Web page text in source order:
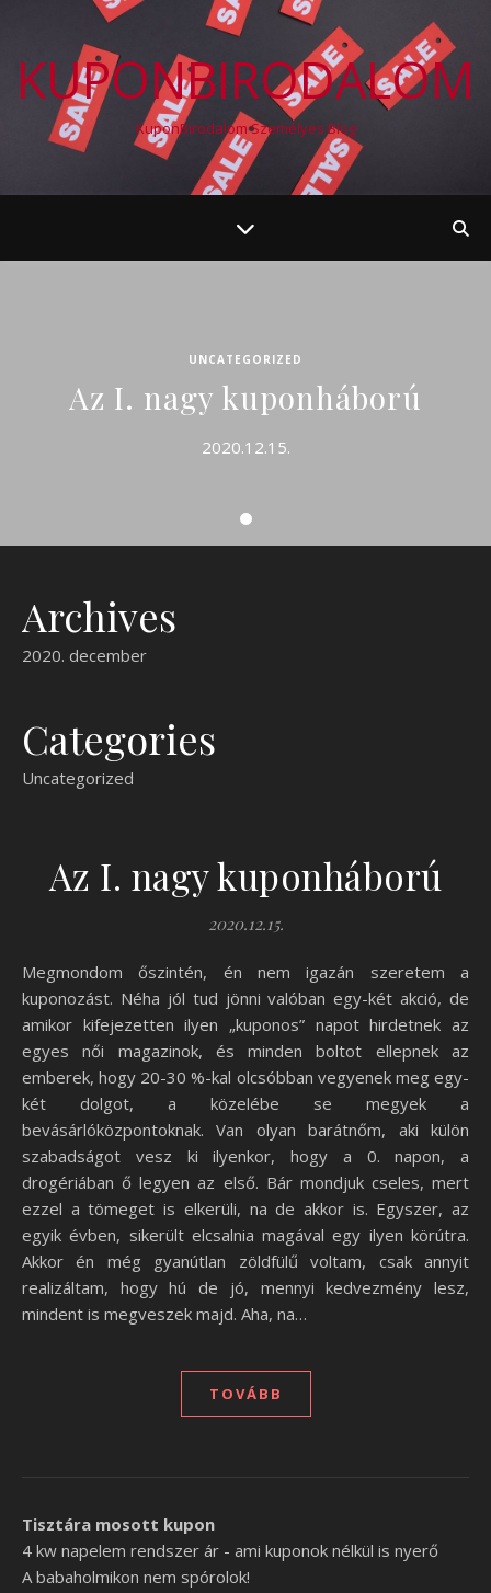
KUPONBIRODALOM
KuponBirodalom Személyes Blog
UNCATEGORIZED
Az I. nagy kuponháború
2020.12.15.
Archives
2020. december
Categories
Uncategorized
Az I. nagy kuponháború
2020.12.15.
Megmondom őszintén, én nem igazán szeretem a
kuponozást. Néha jól tud jönni valóban egy-két akció, de
amikor kifejezetten ilyen „kuponos” napot hirdetnek az
egyes női magazinok, és minden boltot ellepnek az
emberek, hogy 20-30 %-kal olcsóbban vegyenek meg egy-
két dolgot, a közelébe se megyek a
bevásárlóközpontoknak. Van olyan barátnőm, aki külön
szabadságot vesz ki ilyenkor, hogy a 0. napon, a
drogériában ő legyen az első. Bár mondjuk cseles, mert
ezzel a tömeget is elkerüli, na de akkor is. Egyszer, az
egyik évben, sikerült elcsalnia magával egy ilyen körútra.
Akkor én még gyanútlan zöldfülű voltam, csak annyit
realizáltam, hogy hú de jó, mennyi kedvezmény lesz,
mindent is megveszek majd. Aha, na…
TOVÁBB
Tisztára mosott kupon
4 kw napelem rendszer ár - ami kuponok nélkül is nyerő
A babaholmikon nem spórolok!